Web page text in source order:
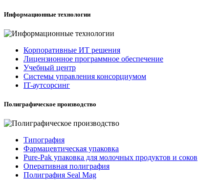
Информационные технологии
Корпоративные ИТ решения
Лицензионное программное обеспечение
Учебный центр
Системы управления консорциумом
IT-аутсорсинг
Полиграфическое производство
Типография
Фармацевтическая упаковка
Pure-Pak упаковка для молочных продуктов и соков
Оперативная полиграфия
Полиграфия Seal Mag